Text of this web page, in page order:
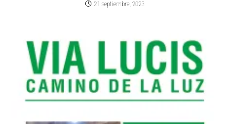
21 septiembre, 2023